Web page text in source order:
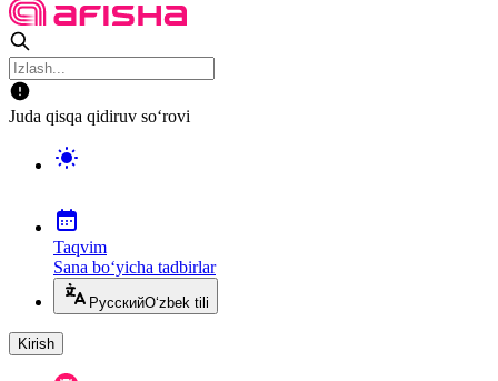
Juda qisqa qidiruv so‘rovi
Taqvim
Sana bo‘yicha tadbirlar
РусскийO‘zbek tili
Kirish